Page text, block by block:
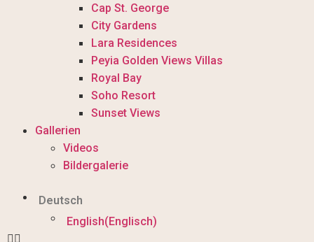
Cap St. George
City Gardens
Lara Residences
Peyia Golden Views Villas
Royal Bay
Soho Resort
Sunset Views
Gallerien
Videos
Bildergalerie
Deutsch
English(Englisch)